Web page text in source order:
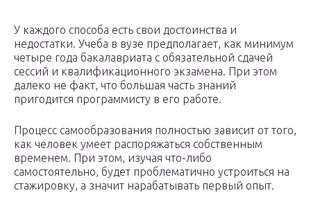
У каждого способа есть свои достоинства и
недостатки. Учеба в вузе предполагает, как минимум
четыре года бакалавриата с обязательной сдачей
сессий и квалификационного экзамена. При этом
далеко не факт, что большая часть знаний
пригодится программисту в его работе.
Процесс самообразования полностью зависит от того,
как человек умеет распоряжаться собственным
временем. При этом, изучая что-либо
самостоятельно, будет проблематично устроиться на
стажировку, а значит нарабатывать первый опыт.